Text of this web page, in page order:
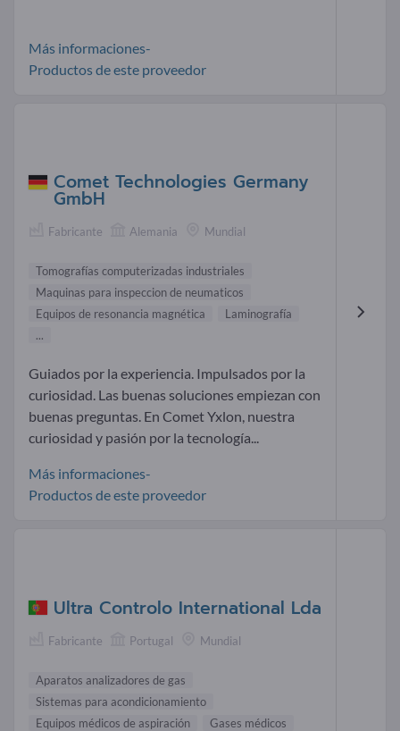
Más informaciones-
Productos de este proveedor
Comet Technologies Germany
GmbH
Fabricante Alemania Mundial
Tomografías computerizadas industriales
Maquinas para inspeccion de neumaticos
Equipos de resonancia magnética
Laminografía
...
Guiados por la experiencia. Impulsados por la
curiosidad. Las buenas soluciones empiezan con
buenas preguntas. En Comet Yxlon, nuestra
curiosidad y pasión por la tecnología...
Más informaciones-
Productos de este proveedor
Ultra Controlo International Lda
Fabricante Portugal Mundial
Aparatos analizadores de gas
Sistemas para acondicionamiento
Equipos médicos de aspiración
Gases médicos